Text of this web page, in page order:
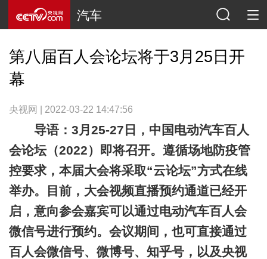
汽车
第八届百人会论坛将于3月25日开
幕
央视网 | 2022-03-22 14:47:56
导语：3月25-27日，中国电动汽车百人
会论坛（2022）即将召开。遵循场地防疫管
控要求，本届大会将采取“云论坛”方式在线
举办。目前，大会视频直播预约通道已经开
启，意向参会嘉宾可以通过电动汽车百人会
微信号进行预约。会议期间，也可直接通过
百人会微信号、微博号、知乎号，以及央视